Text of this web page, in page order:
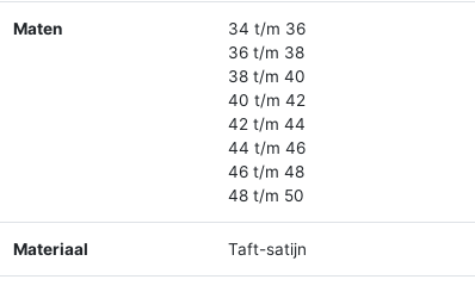
Maten
34 t/m 36
36 t/m 38
38 t/m 40
40 t/m 42
42 t/m 44
44 t/m 46
46 t/m 48
48 t/m 50
Materiaal Taft-satijn